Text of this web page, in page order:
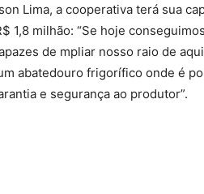
Lima, a cooperativa terá sua
1,8 milhão: “Se hoje
de mpliar nosso raio de
abatedouro frigorífico onde é
e segurança ao produtor”.